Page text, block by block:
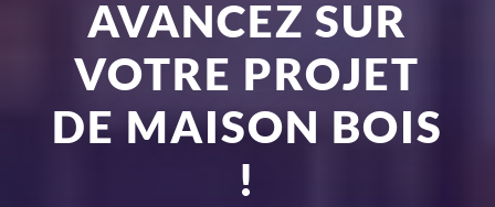
AVANCEZ SUR
VOTRE PROJET
DE MAISON BOIS
!